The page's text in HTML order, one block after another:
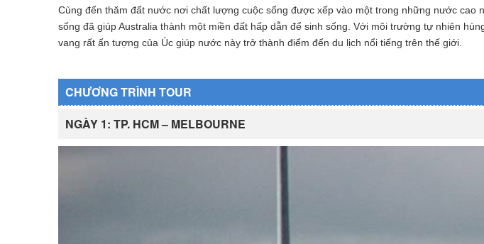
Cùng đến thăm đất nước nơi chất lượng cuộc sống được xếp vào một trong những nước
sống đã giúp Australia thành một miền đất hấp dẫn để sinh sống. Với môi trường tự nhiên
vang rất ấn tượng của Úc giúp nước này trở thành điểm đến du lịch nổi tiếng trên thế giới.
CHƯƠNG TRÌNH TOUR
NGÀY 1: TP. HCM – MELBOURNE